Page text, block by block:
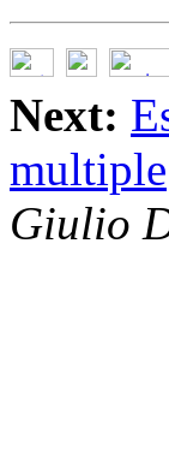
Next:
multiple
Giulio